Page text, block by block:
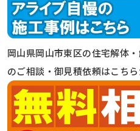
岡山県岡山市東区の住宅解体
のご相談・御見積依頼はこち